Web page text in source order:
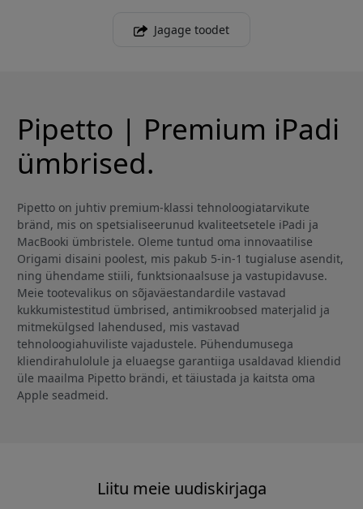
Jagage toodet
Pipetto | Premium iPadi
ümbrised.
Pipetto on juhtiv premium-klassi tehnoloogiatarvikute
bränd, mis on spetsialiseerunud kvaliteetsetele iPadi ja
MacBooki ümbristele. Oleme tuntud oma innovaatilise
Origami disaini poolest, mis pakub 5-in-1 tugialuse asendit,
ning ühendame stiili, funktsionaalsuse ja vastupidavuse.
Meie tootevalikus on sõjaväestandardile vastavad
kukkumistestitud ümbrised, antimikroobsed materjalid ja
mitmekülgsed lahendused, mis vastavad
tehnoloogiahuviliste vajadustele. Pühendumusega
kliendirahulolule ja eluaegse garantiiga usaldavad kliendid
üle maailma Pipetto brändi, et täiustada ja kaitsta oma
Apple seadmeid.
Liitu meie uudiskirjaga